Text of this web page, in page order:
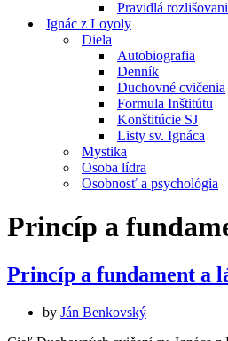
Pravidlá
Ignác z Loyoly
Diela
Autobiografia
Denník
Duchovné cvičenia
Formula Inštitútu
Konštitúcie SJ
Listy sv. Ignáca
Mystika
Osoba lídra
Osobnosť a psychológia
Princíp a
Princíp a fundament a
by Ján Benkovský